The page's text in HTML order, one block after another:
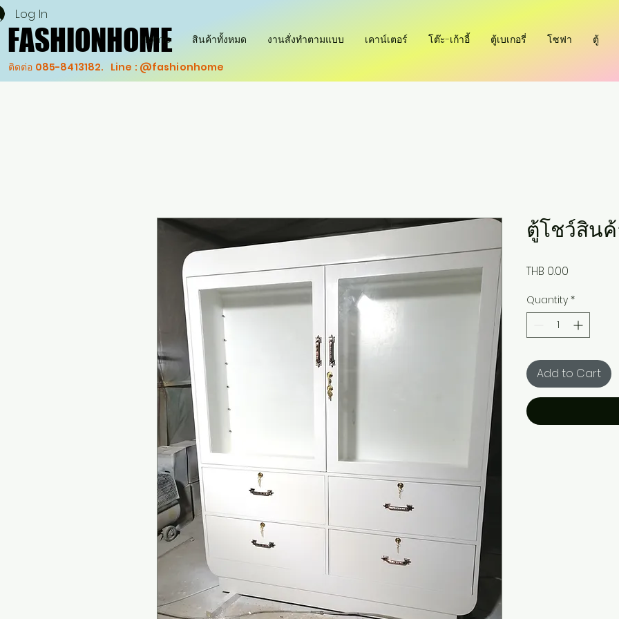
FASHIONHOME
FASHIONHOME
ติดต่อ 085-8413182. Line : @fashionhome
Log In
Home สินค้าทั้งหมด งานสั่งทำตามแบบ เคาน์เตอร์ โต๊ะ-เก้าอี้ ตู้เบเกอรี่ โซฟา ตู้
ตู้โชว์สิน
THB 0.00
Quantity *
Add to Cart